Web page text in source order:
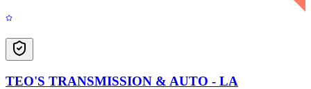
TEO'S TRANSMISSION & AUTO - LA